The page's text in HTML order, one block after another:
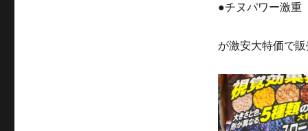
●チヌパワー激重
が激安大特価で